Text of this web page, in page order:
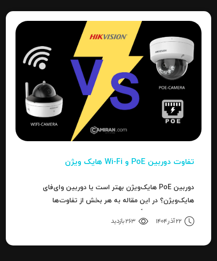
تفاوت دوربین PoE و Wi-Fi هایک‌ ویژن
دوربین PoE هایک‌ویژن بهتر است یا دوربین وای‌فای
هایک‌ویژن؟ در این مقاله به هر بخش از تفاوت‌ها
بهترین انتخاب است.
22 آذر 1404 263 بازدید